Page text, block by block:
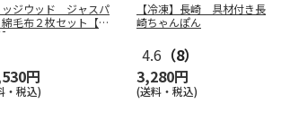
ッジウッド ジャスパ
毛布２枚セット【慶
円
・税込)
【冷凍】長崎 具材付き長
崎ちゃんぽん
4.6 （8）
3,280円
(送料・税込)